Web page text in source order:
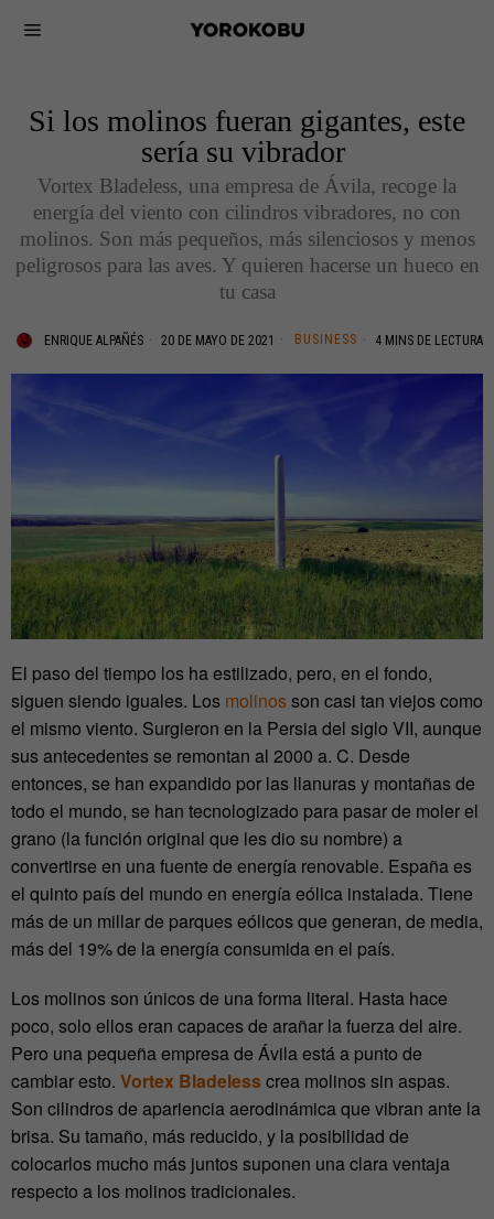
Si los molinos fueran gigantes, este
sería su vibrador
Vortex Bladeless, una empresa de Ávila, recoge la
energía del viento con cilindros vibradores, no con
molinos. Son más pequeños, más silenciosos y menos
peligrosos para las aves. Y quieren hacerse un hueco en
tu casa
ENRIQUE ALPAÑÉS 20 DE MAYO DE 2021 BUSINESS 4 MINS DE LECTURA
El paso del tiempo los ha estilizado, pero, en el fondo,
siguen siendo iguales. Los molinosson casi tan viejos como
el mismo viento. Surgieron en la Persia del siglo VII, aunque
sus antecedentes se remontan al 2000 a. C. Desde
entonces, se han expandido por las llanuras y montañas de
todo el mundo, se han tecnologizado para pasar de moler el
grano (la función original que les dio su nombre) a
convertirse en una fuente de energía renovable. España es
el quinto país del mundo en energía eólica instalada. Tiene
más de un millar de parques eólicos que generan, de media,
más del 19% de la energía consumida en el país.
Los molinos son únicos de una forma literal. Hasta hace
poco, solo ellos eran capaces de arañar la fuerza del aire.
Pero una pequeña empresa de Ávila está a punto de
cambiar esto. Vortex Bladelesscrea molinos sin aspas.
Son cilindros de apariencia aerodinámica que vibran ante la
brisa. Su tamaño, más reducido, y la posibilidad de
colocarlos mucho más juntos suponen una clara ventaja
respecto a los molinos tradicionales.